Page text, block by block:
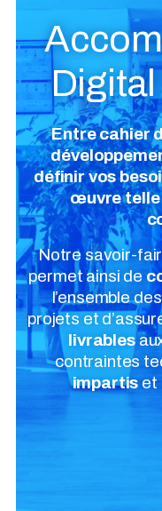
Entre cahier
définir vos
œuvre telle
Notre savoir-
permet ainsi de
l’ensemble
projets et
livrables
contraintes
impartiset